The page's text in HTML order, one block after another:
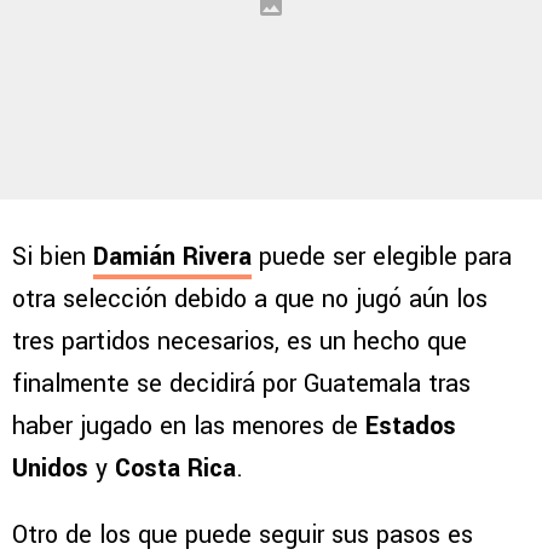
Si bien Damián Rivera puede ser elegible para
otra selección debido a que no jugó aún los
tres partidos necesarios, es un hecho que
finalmente se decidirá por Guatemala tras
haber jugado en las menores de Estados
Unidos y Costa Rica.
Otro de los que puede seguir sus pasos es